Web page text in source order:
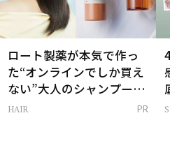
ロート製薬が本気で作っ
た“オンラインでしか買え
ない”大人のシャンプー＆
トリートメントって？
HAIR PR